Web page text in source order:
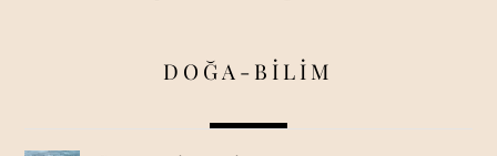
DOĞA-BİLİM